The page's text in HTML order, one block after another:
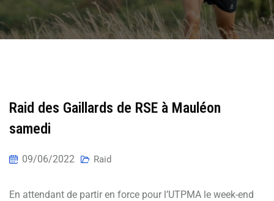
Raid des Gaillards de RSE à Mauléon
samedi
09/06/2022 Raid
En attendant de partir en force pour l’UTPMA le week-end